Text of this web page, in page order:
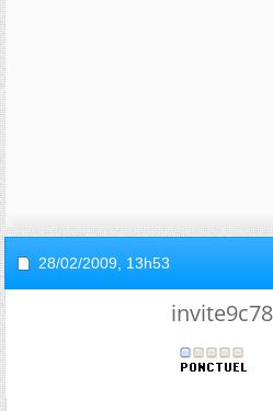
28/02/2009, 13h53